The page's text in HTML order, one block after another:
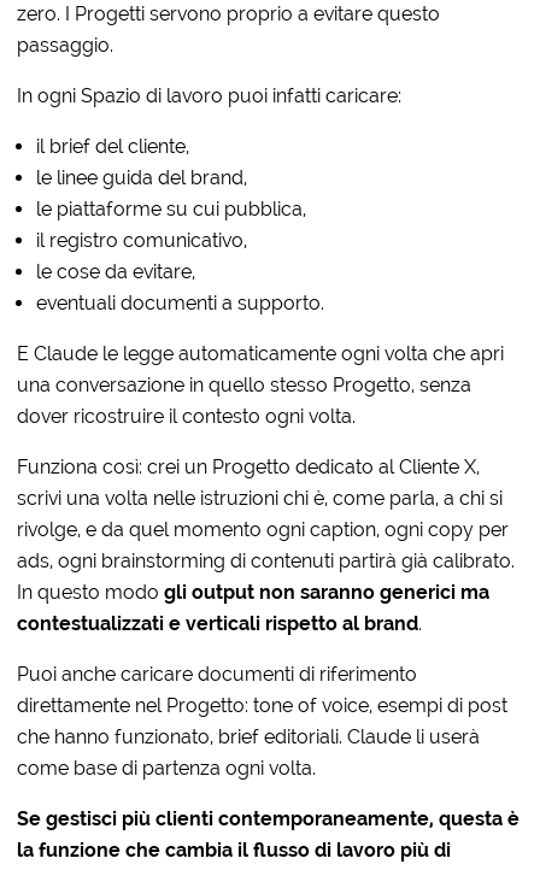
zero. I Progetti servono proprio a evitare questo
passaggio.
In ogni Spazio di lavoro puoi infatti caricare:
il brief del cliente,
le linee guida del brand,
le piattaforme su cui pubblica,
il registro comunicativo,
le cose da evitare,
eventuali documenti a supporto.
E Claude le legge automaticamente ogni volta che apri
una conversazione in quello stesso Progetto, senza
dover ricostruire il contesto ogni volta.
Funziona così: crei un Progetto dedicato al Cliente X,
scrivi una volta nelle istruzioni chi è, come parla, a chi si
rivolge, e da quel momento ogni caption, ogni copy per
ads, ogni brainstorming di contenuti partirà già calibrato.
In questo modogli output non saranno generici ma
contestualizzati e verticali rispetto al brand.
Puoi anche caricare documenti di riferimento
direttamente nel Progetto: tone of voice, esempi di post
che hanno funzionato, brief editoriali. Claude li userà
come base di partenza ogni volta.
Se gestisci più clienti contemporaneamente, questa è
la funzione che cambia il flusso di lavoro più di